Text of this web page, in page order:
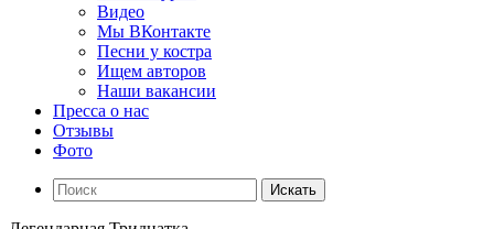
Видео
Мы ВКонтакте
Песни у костра
Ищем авторов
Наши вакансии
Пресса о нас
Отзывы
Фото
Искать